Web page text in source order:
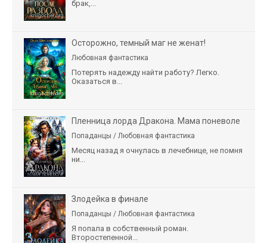
брак,...
Осторожно, темный маг не женат!
Любовная фантастика
Потерять надежду найти работу? Легко.
Оказаться в...
Пленница лорда Дракона. Мама поневоле
Попаданцы / Любовная фантастика
Месяц назад я очнулась в лечебнице, не помня
ни...
Злодейка в финале
Попаданцы / Любовная фантастика
Я попала в собственный роман.
Второстепенной...